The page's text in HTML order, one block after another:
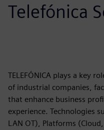
Telefónica
TELEFÓNICA plays a key
of industrial companies,
that enhance business
experience. Technologies
LAN OT), Platforms